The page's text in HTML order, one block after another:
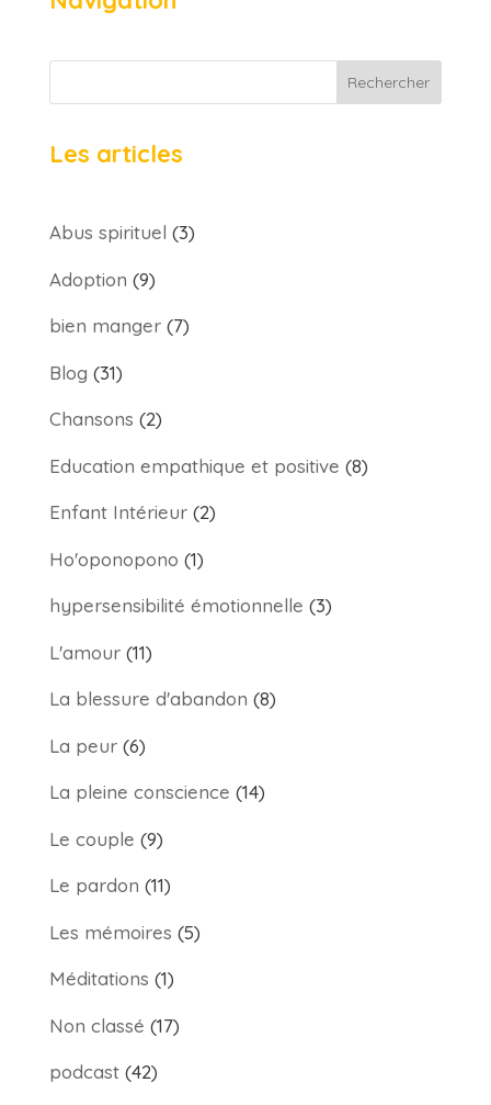
Rechercher
Les articles
Abus spirituel (3)
Adoption (9)
bien manger(7)
Blog (31)
Chansons (2)
Education empathique et positive (8)
Enfant Intérieur(2)
Ho'oponopono (1)
hypersensibilité émotionnelle (3)
L'amour(11)
La blessure d'abandon (8)
La peur(6)
La pleine conscience (14)
Le couple (9)
Le pardon (11)
Les mémoires (5)
Méditations (1)
Non classé (17)
podcast(42)